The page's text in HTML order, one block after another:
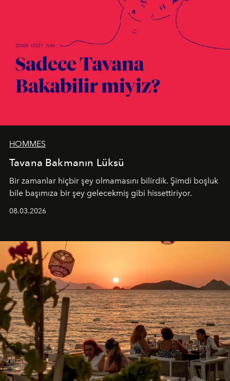
HOMMES
Tavana Bakmanın Lüksü
Bir zamanlar hiçbir şey olmamasını bilirdik. Şimdi boşluk
bile başımıza bir şey gelecekmiş gibi hissettiriyor.
08.03.2026